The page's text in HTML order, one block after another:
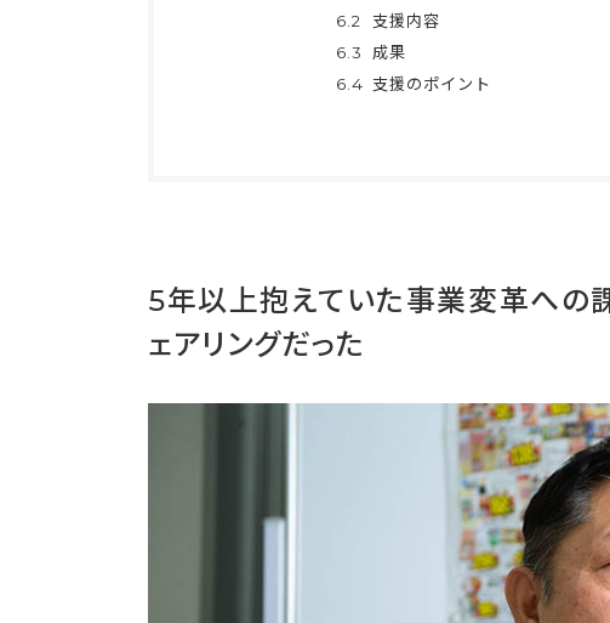
6.2
支援内容
6.3
成果
6.4 支援のポイント
5年以上抱えていた事業変革への
ェアリングだった